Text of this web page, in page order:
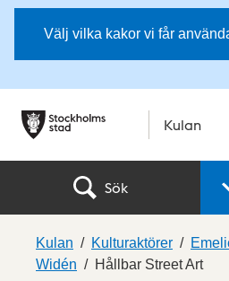
Välj vilka kakor vi får
Kulan
Sök
Kulan Kulturaktörer
Widén
Hållbar Street Art